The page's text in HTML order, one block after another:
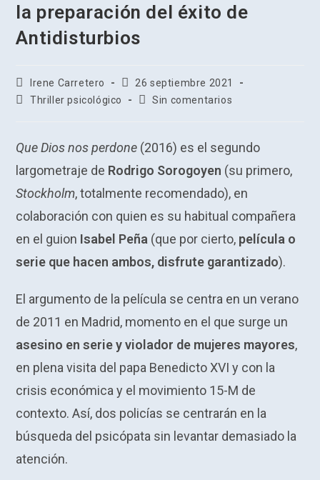
la preparación del éxito de
Antidisturbios
Autor
de
Irene Carretero
Publicación
26 septiembre 2021
Categoría
Thriller psicológico
Comentarios
entrada:
Sin comentarios
Que Dios nos perdone (2016) es el segundo
largometraje de Rodrigo Sorogoyen (su primero,
Stockholm, totalmente recomendado), en
colaboración con quien es su habitual compañera
en el guion Isabel Peña (que por cierto, película o
serie que hacen ambos, disfrute garantizado).
El argumento de la película se centra en un verano
de 2011 en Madrid, momento en el que surge un
asesino en serie y violador de mujeres mayores,
en plena visita del papa Benedicto XVI y con la
crisis económica y el movimiento 15-M de
contexto. Así, dos policías se centrarán en la
búsqueda del psicópata sin levantar demasiado la
atención.